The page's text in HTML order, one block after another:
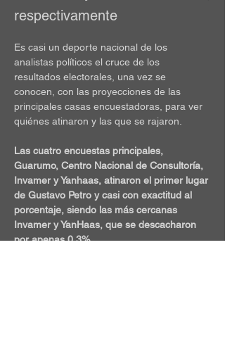
respectivamente
Es casi un deporte nacional de los
analistas políticos el cruce de los
resultados electorales, una vez se
conocen, con las proyecciones de las
principales casas encuestadoras, para ver
quiénes atinaron y las que se rajaron.
Las cuatro encuestas principales,
Guarumo, Centro Nacional de Consultoría,
Invamer y Yanhaas, atinaron el primer lugar
de Gustavo Petro y casi con exactitud al
porcentaje, siendo las más cercanas
Invamer y YanHaas, que se descacharon
por apenas 0,3%.